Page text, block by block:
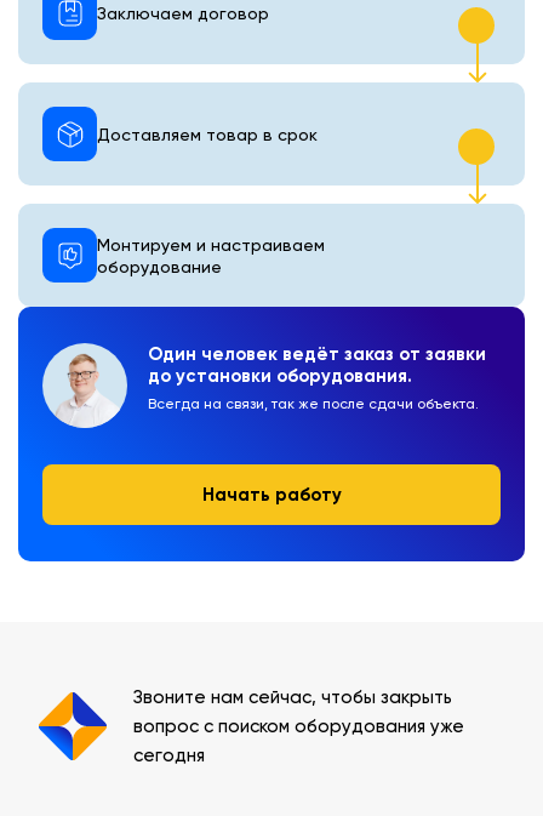
Один человек ведёт заказ от заявки
до установки оборудования.
Всегда на связи, так же после сдачи объекта.
Начать работу
Монтируем и настраиваем
оборудование
Доставляем товар в срок
Заключаем договор
Звоните нам сейчас, чтобы закрыть
вопрос с поиском оборудования уже
сегодня